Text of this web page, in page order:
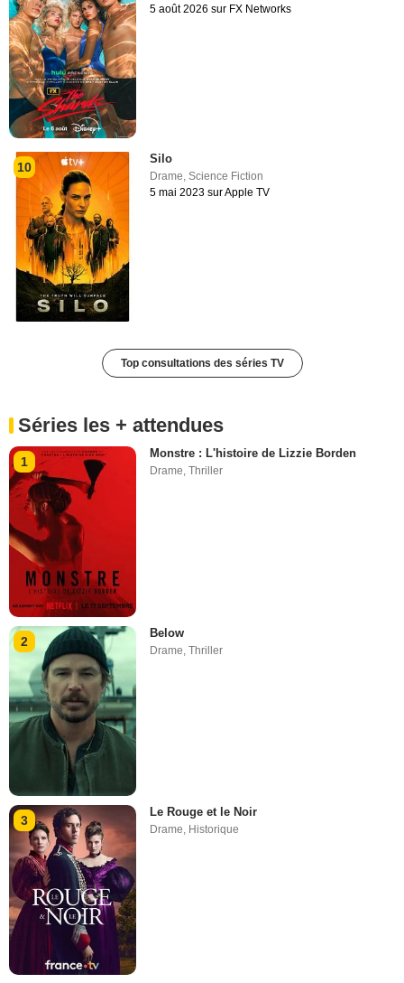
5 août 2026 sur FX Networks
10
Silo
Drame,Science Fiction
5 mai 2023 sur Apple TV
Top consultations des séries TV
Séries les + attendues
1
Monstre : L'histoire de Lizzie Borden
Drame,Thriller
2
Below
Drame ,Thriller
3
Le Rouge et le Noir
Drame, Historique